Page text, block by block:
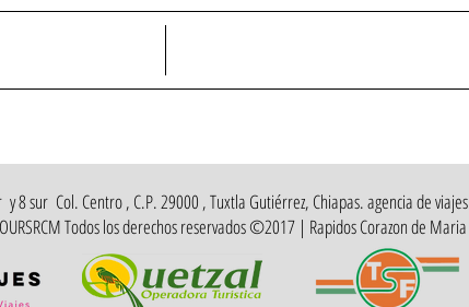
8 sur Col. Centro , C.P. 29000 , Tuxtla Gutiérrez, Chiapas. agencia de viajes
Todos los derechos reservados ©2017 | Rapidos Corazon de Maria